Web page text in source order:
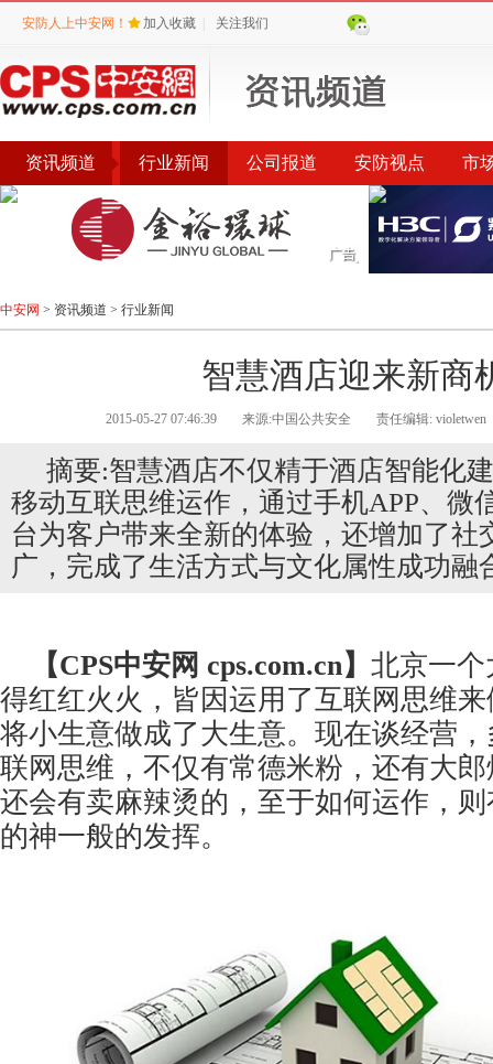
安防人上中安网！ 加入收藏 关注我们
资讯频道 行业新闻 公司报道 安防视点 市
公告 评选 榜单
中安网 > 资讯频道 > 行业新闻
智慧酒店迎来新商
2015-05-27 07:46:39 来源:中国公共安全 责任编辑: violetwen
摘要:智慧酒店不仅精于酒店智能化
移动互联思维运作，通过手机APP、微
台为客户带来全新的体验，还增加了社
广，完成了生活方式与文化属性成功融
【CPS中安网 cps.com.cn】 北京一
得红红火火，皆因运用了互联网思维
将小生意做成了大生意。现在谈经营
联网思维，不仅有常德米粉，还有大
还会有卖麻辣烫的，至于如何运作，
的神一般的发挥。